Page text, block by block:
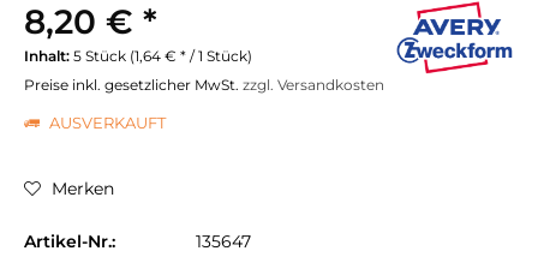
8,20 € *
Inhalt: 5 Stück (1,64 € * / 1 Stück)
Preise inkl. gesetzlicher MwSt. zzgl. Versandkosten
AUSVERKAUFT
Merken
Artikel-Nr.:
135647